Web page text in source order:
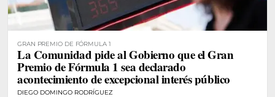
GRAN PREMIO DE FÓRMULA 1
La Comunidad pide al Gobierno que el Gran
Premio de Fórmula 1 sea declarado
acontecimiento de excepcional interés público
DIEGO DOMINGO RODRÍGUEZ